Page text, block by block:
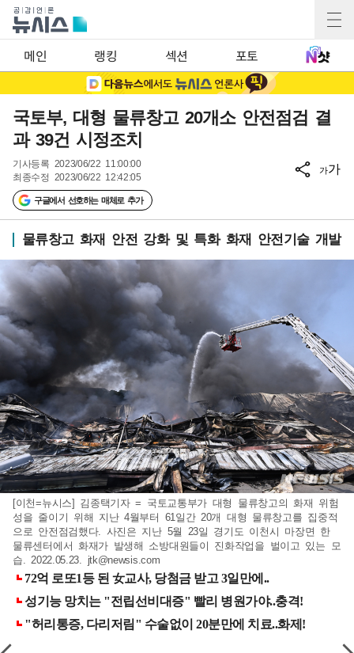
메인 랭킹 섹션 포토
국토부, 대형 물류창고 20개소 안전점검 결
과 39건 시정조치
기사등록 2023/06/22 11:00:00
최종수정 2023/06/22 12:42:05
구글에서 선호하는 매체로 추가
가가
물류창고 화재 안전 강화 및 특화 화재 안전기술 개발
[이천=뉴시스] 김종택기자 = 국토교통부가 대형 물류창고의 화재 위험
성을 줄이기 위해 지난 4월부터 61일간 20개 대형 물류창고를 집중적
으로 안전점검했다. 사진은 지난 5월 23일 경기도 이천시 마장면 한
물류센터에서 화재가 발생해 소방대원들이 진화작업을 벌이고 있는 모
습. 2022.05.23. jtk@newsis.com